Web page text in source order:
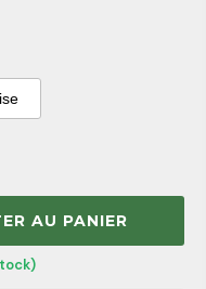
AU PANIER